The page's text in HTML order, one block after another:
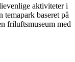
aktiviteter i
temapark baseret på
friluftsmuseum med